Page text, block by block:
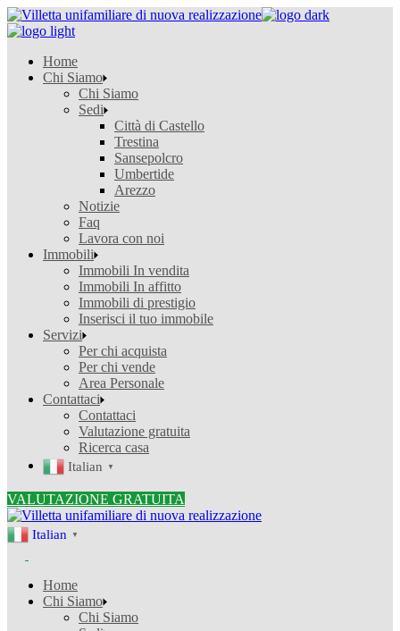
Skip
to
contentHome
Chi Siamo
Chi Siamo
Sedi
Città di Castello
Trestina
Sansepolcro
Umbertide
Arezzo
Notizie
Faq
Lavora con noi
Immobili
Immobili In vendita
Immobili In affitto
Immobili di prestigio
Inserisci il tuo immobile
Servizi
Per chi acquista
Per chi vende
Area Personale
Contattaci
Contattaci
Valutazione gratuita
Ricerca casa
Italian ▼
VALUTAZIONE GRATUITA
Italian ▼
Home
Chi Siamo
Chi Siamo